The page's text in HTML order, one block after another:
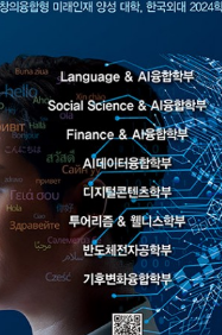
대, 첨단지식을
2023.09.13
총관리자